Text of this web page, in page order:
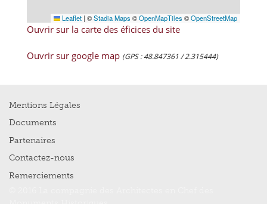
Leaflet | ©Stadia Maps ©OpenMapTiles ©OpenStreetMap
Ouvrir sur la carte des éficices du site
Ouvrir sur google map (GPS : 48.847361 / 2.315444)
Mentions Légales
Documents
Partenaires
Contactez-nous
Remerciements